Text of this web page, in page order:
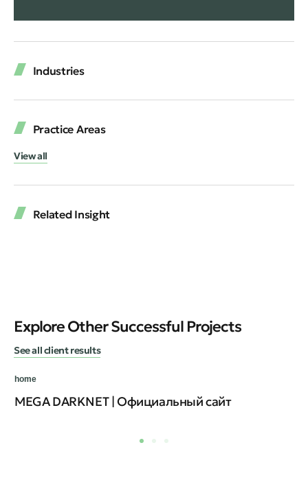
Industries
Practice Areas
View all
Related Insight
Explore Other Successful Projects
See all client results
home
MEGA DARKNET | Официальный сайт